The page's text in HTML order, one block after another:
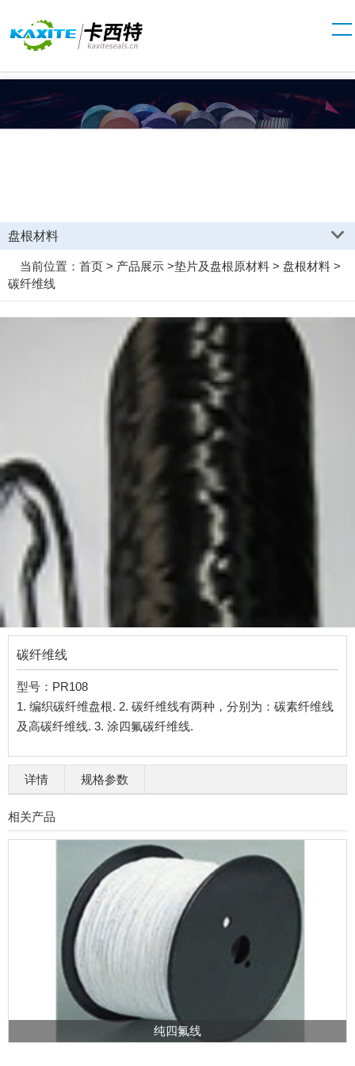
盘根材料
当前位置： 首页 > 产品展示 >垫片及盘根原材料 > 盘根材料 >
碳纤维线
碳纤维线
型号：PR108
1. 编织碳纤维盘根. 2. 碳纤维线有两种，分别为：碳素纤维线
及高碳纤维线. 3. 涂四氟碳纤维线.
详情 规格参数
相关产品
纯四氟线